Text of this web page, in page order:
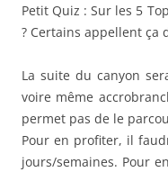
Petit Quiz : Sur les 5
? Certains appellent ça
La suite du canyon
voire même
permet pas de le
Pour en profiter, il
jours/semaines. Pour